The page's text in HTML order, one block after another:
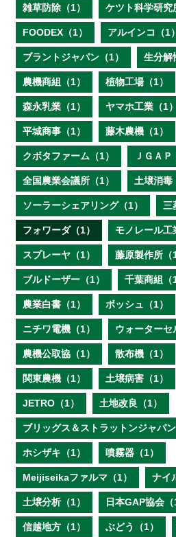
雑草防除（1） ケツト科学研究
FOODEX（1） アルインコ（1）
ブラントジャパン（1） 生分解
農機商組（1） 植物工場（1）
森永乳業（1） ヤマホ工業（1）
平城商事（1） 藤木農機（1）
クボタファーム（1） ＪＧＡＰ
全国農業会議所（1） 土壌消毒
ソーラーシェアリング（1） 三
フォワーダ（1） モノレール工
スプレーヤ（1） 藤原製作所（1
ブルドーザー（1） 千葉商組（1
農業白書（1） ボッシュ（1）
ニチワ電機（1） ウォーターセ
農機公取協（1） 散布機（1）
関東農機（1） 土壌病害（1）
JETRO（1） 土地改良（1）
ブリッグス＆ストラットンジャパン
ホシザキ（1） 噴霧器（1）
Meijiseikaファルマ（1） ナイ
土壌分析（1） 日本GAP協会（
信越地方（1） ぶどう（1）